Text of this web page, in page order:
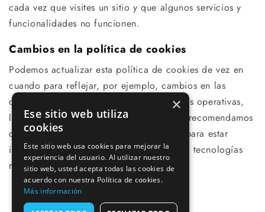
cada vez que visites un sitio y que algunos servicios y
funcionalidades no funcionen.
Cambios en la política de cookies
Podemos actualizar esta política de cookies de vez en
cuando para reflejar, por ejemplo, cambios en las
cookies que utilizamos o por otras razones operativas,
legales o reglamentarias. Por lo tanto, te recomendamos
que revises esta política periódicamente para estar
informado sobre nuestro uso de cookies y tecnologías
relacionadas.
Política de cookies
×
Ese sitio web utiliza
cookies
Este sitio web usa cookies para mejorar la
experiencia del usuario. Al utilizar nuestro
sitio web, usted acepta todas las cookies de
acuerdo con nuestra Política de cookies.
Más información